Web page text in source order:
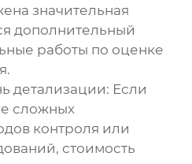
значительная
дополнительный
работы по оценке
детализации: Если
сложных
контроля или
стоимость